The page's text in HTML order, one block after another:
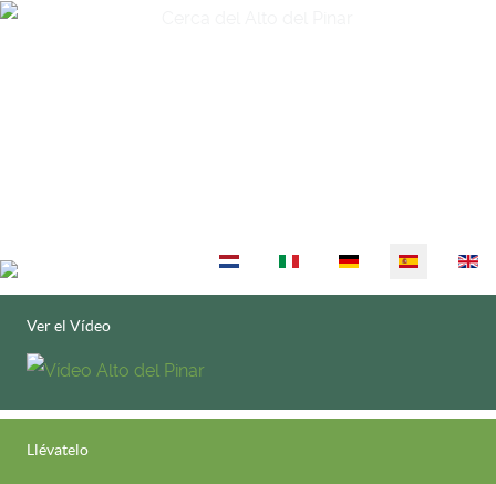
Seleccione su idioma
Ver el Vídeo
Llévatelo